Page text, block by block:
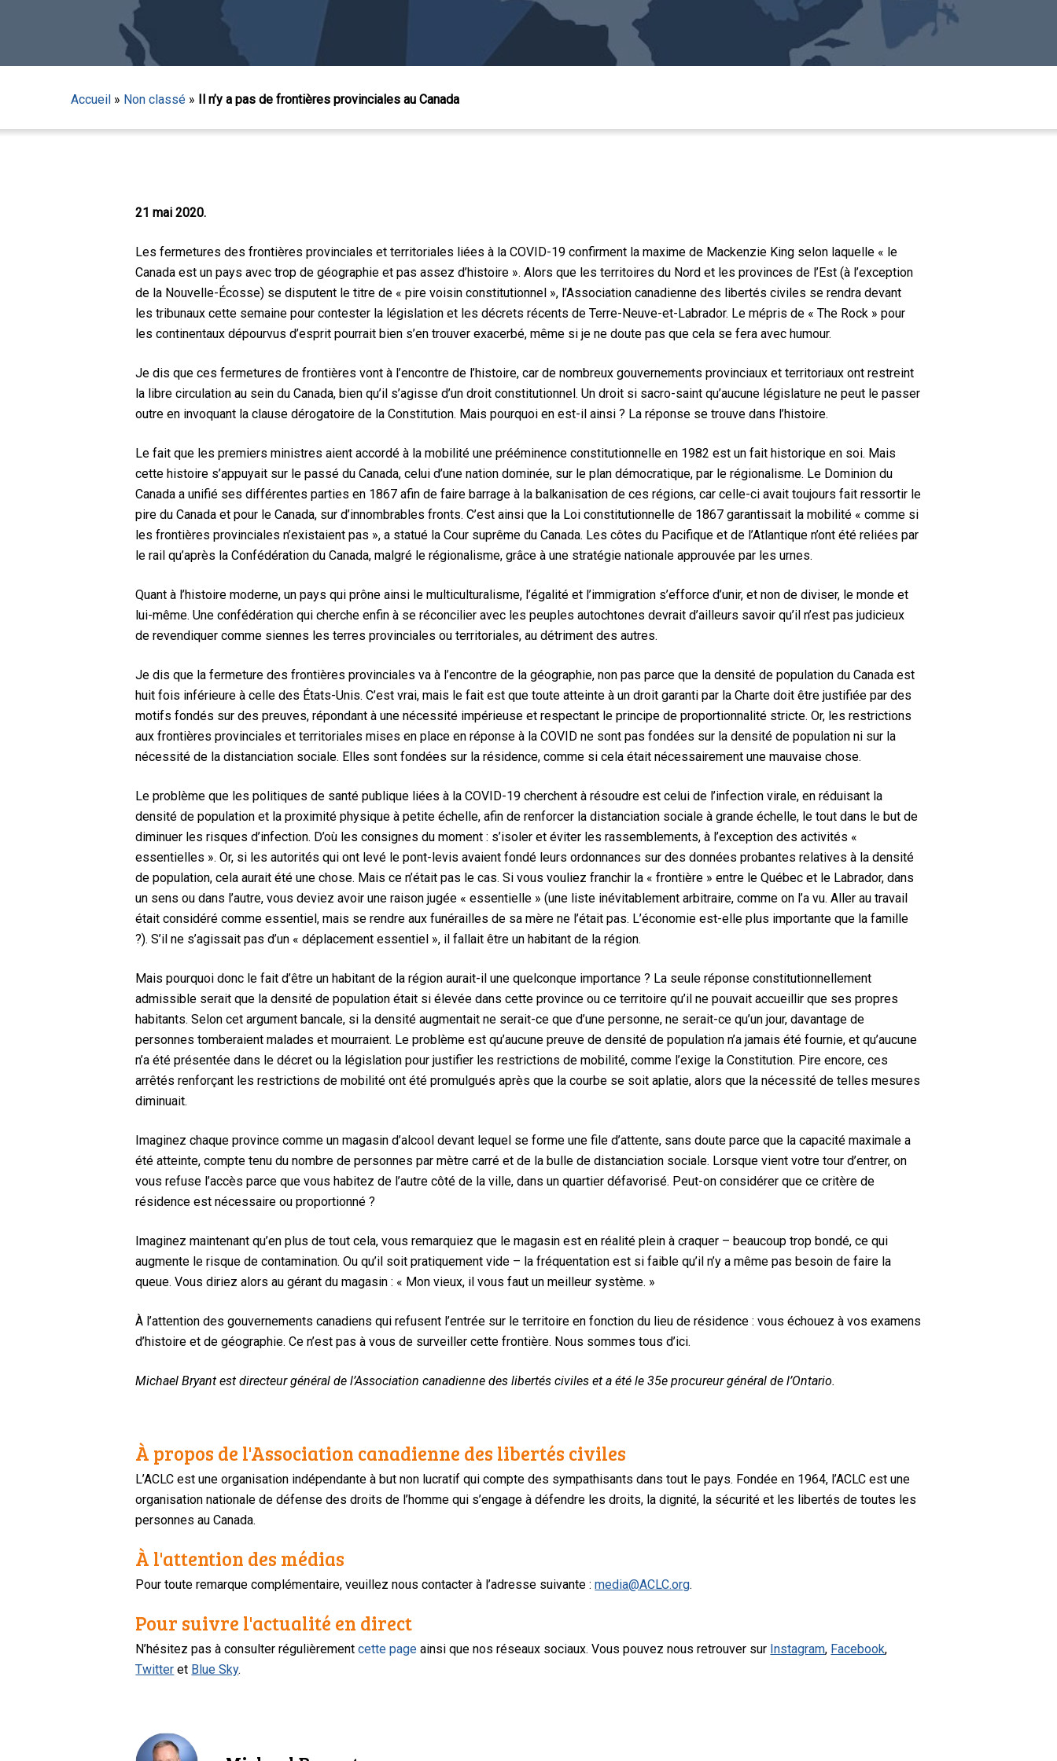
Appuyez sur Entrée pour lancer la recherche ou sur Échap pour fermer
Accueil » Non classé » Il n’y a pas de frontières provinciales au Canada
21 mai 2020.
Les fermetures des frontières provinciales et territoriales liées à la COVID-19 confirment la maxime de Mackenzie King selon laquelle « le
Canada est un pays avec trop de géographie et pas assez d’histoire ». Alors que les territoires du Nord et les provinces de l’Est (à l’exception
de la Nouvelle-Écosse) se disputent le titre de « pire voisin constitutionnel », l’Association canadienne des libertés civiles se rendra devant
les tribunaux cette semaine pour contester la législation et les décrets récents de Terre-Neuve-et-Labrador. Le mépris de « The Rock » pour
les continentaux dépourvus d’esprit pourrait bien s’en trouver exacerbé, même si je ne doute pas que cela se fera avec humour.
Je dis que ces fermetures de frontières vont à l’encontre de l’histoire, car de nombreux gouvernements provinciaux et territoriaux ont restreint
la libre circulation au sein du Canada, bien qu’il s’agisse d’un droit constitutionnel. Un droit si sacro-saint qu’aucune législature ne peut le passer
outre en invoquant la clause dérogatoire de la Constitution. Mais pourquoi en est-il ainsi ? La réponse se trouve dans l’histoire.
Le fait que les premiers ministres aient accordé à la mobilité une prééminence constitutionnelle en 1982 est un fait historique en soi. Mais
cette histoire s’appuyait sur le passé du Canada, celui d’une nation dominée, sur le plan démocratique, par le régionalisme. Le Dominion du
Canada a unifié ses différentes parties en 1867 afin de faire barrage à la balkanisation de ces régions, car celle-ci avait toujours fait ressortir le
pire du Canada et pour le Canada, sur d’innombrables fronts. C’est ainsi que la Loi constitutionnelle de 1867 garantissait la mobilité « comme si
les frontières provinciales n’existaient pas », a statué la Cour suprême du Canada. Les côtes du Pacifique et de l’Atlantique n’ont été reliées par
le rail qu’après la Confédération du Canada, malgré le régionalisme, grâce à une stratégie nationale approuvée par les urnes.
Quant à l’histoire moderne, un pays qui prône ainsi le multiculturalisme, l’égalité et l’immigration s’efforce d’unir, et non de diviser, le monde et
lui-même. Une confédération qui cherche enfin à se réconcilier avec les peuples autochtones devrait d’ailleurs savoir qu’il n’est pas judicieux
de revendiquer comme siennes les terres provinciales ou territoriales, au détriment des autres.
Je dis que la fermeture des frontières provinciales va à l’encontre de la géographie, non pas parce que la densité de population du Canada est
huit fois inférieure à celle des États-Unis. C’est vrai, mais le fait est que toute atteinte à un droit garanti par la Charte doit être justifiée par des
motifs fondés sur des preuves, répondant à une nécessité impérieuse et respectant le principe de proportionnalité stricte. Or, les restrictions
aux frontières provinciales et territoriales mises en place en réponse à la COVID ne sont pas fondées sur la densité de population ni sur la
nécessité de la distanciation sociale. Elles sont fondées sur la résidence, comme si cela était nécessairement une mauvaise chose.
Le problème que les politiques de santé publique liées à la COVID-19 cherchent à résoudre est celui de l’infection virale, en réduisant la
densité de population et la proximité physique à petite échelle, afin de renforcer la distanciation sociale à grande échelle, le tout dans le but de
diminuer les risques d’infection. D’où les consignes du moment : s’isoler et éviter les rassemblements, à l’exception des activités «
essentielles ». Or, si les autorités qui ont levé le pont-levis avaient fondé leurs ordonnances sur des données probantes relatives à la densité
de population, cela aurait été une chose. Mais ce n’était pas le cas. Si vous vouliez franchir la « frontière » entre le Québec et le Labrador, dans
un sens ou dans l’autre, vous deviez avoir une raison jugée « essentielle » (une liste inévitablement arbitraire, comme on l’a vu. Aller au travail
était considéré comme essentiel, mais se rendre aux funérailles de sa mère ne l’était pas. L’économie est-elle plus importante que la famille
?). S’il ne s’agissait pas d’un « déplacement essentiel », il fallait être un habitant de la région.
Mais pourquoi donc le fait d’être un habitant de la région aurait-il une quelconque importance ? La seule réponse constitutionnellement
admissible serait que la densité de population était si élevée dans cette province ou ce territoire qu’il ne pouvait accueillir que ses propres
habitants. Selon cet argument bancale, si la densité augmentait ne serait-ce que d’une personne, ne serait-ce qu’un jour, davantage de
personnes tomberaient malades et mourraient. Le problème est qu’aucune preuve de densité de population n’a jamais été fournie, et qu’aucune
n’a été présentée dans le décret ou la législation pour justifier les restrictions de mobilité, comme l’exige la Constitution. Pire encore, ces
arrêtés renforçant les restrictions de mobilité ont été promulgués après que la courbe se soit aplatie, alors que la nécessité de telles mesures
diminuait.
Imaginez chaque province comme un magasin d’alcool devant lequel se forme une file d’attente, sans doute parce que la capacité maximale a
été atteinte, compte tenu du nombre de personnes par mètre carré et de la bulle de distanciation sociale. Lorsque vient votre tour d’entrer, on
vous refuse l’accès parce que vous habitez de l’autre côté de la ville, dans un quartier défavorisé. Peut-on considérer que ce critère de
résidence est nécessaire ou proportionné ?
Imaginez maintenant qu’en plus de tout cela, vous remarquiez que le magasin est en réalité plein à craquer – beaucoup trop bondé, ce qui
augmente le risque de contamination. Ou qu’il soit pratiquement vide – la fréquentation est si faible qu’il n’y a même pas besoin de faire la
queue. Vous diriez alors au gérant du magasin : « Mon vieux, il vous faut un meilleur système. »
À l’attention des gouvernements canadiens qui refusent l’entrée sur le territoire en fonction du lieu de résidence : vous échouez à vos examens
d’histoire et de géographie. Ce n’est pas à vous de surveiller cette frontière. Nous sommes tous d’ici.
Michael Bryant est directeur général de l’Association canadienne des libertés civiles et a été le 35e procureur général de l’Ontario.
À propos de l'Association canadienne des libertés civiles
L’ACLC est une organisation indépendante à but non lucratif qui compte des sympathisants dans tout le pays. Fondée en 1964, l’ACLC est une
organisation nationale de défense des droits de l’homme qui s’engage à défendre les droits, la dignité, la sécurité et les libertés de toutes les
personnes au Canada.
À l'attention des médias
Pour toute remarque complémentaire, veuillez nous contacter à l’adresse suivante :media@ACLC.org.
Pour suivre l'actualité en direct
N’hésitez pas à consulter régulièrementcette page ainsi que nos réseaux sociaux. Vous pouvez nous retrouver sur Instagram, Facebook,
Twitter et Blue Sky.